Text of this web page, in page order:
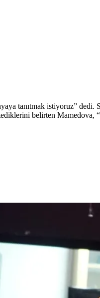
tanıtmak istiyoruz”
belirten Mamedova,